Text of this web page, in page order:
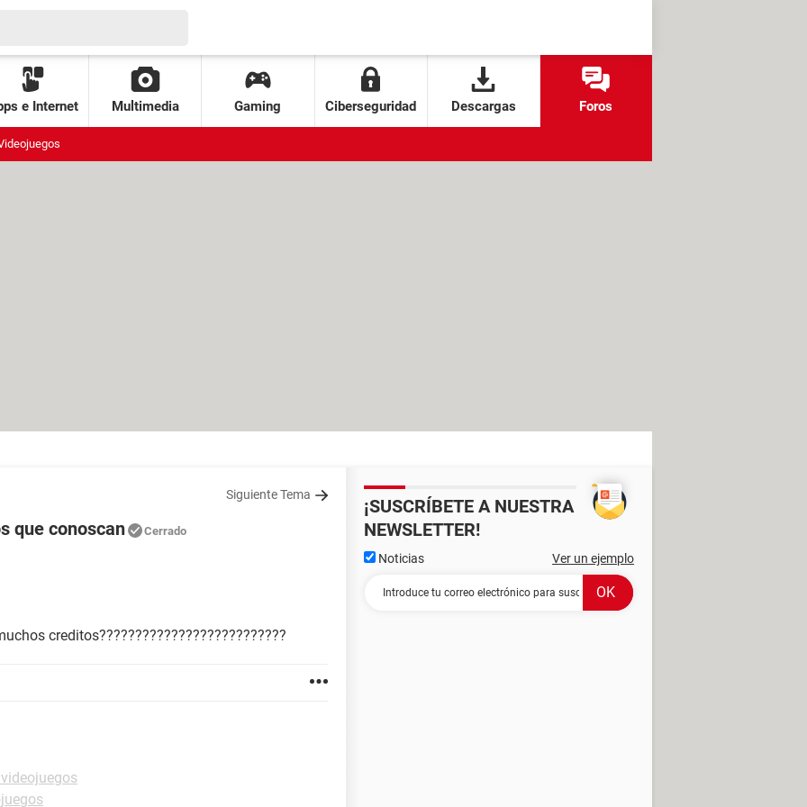
e Internet Multimedia Gaming Ciberseguridad Descargas Foros
Siguiente Tema
que conoscan Cerrado
creditos??????????????????????????
¡SUSCRÍBETE A NUESTRA
NEWSLETTER!
Noticias Ver un ejemplo